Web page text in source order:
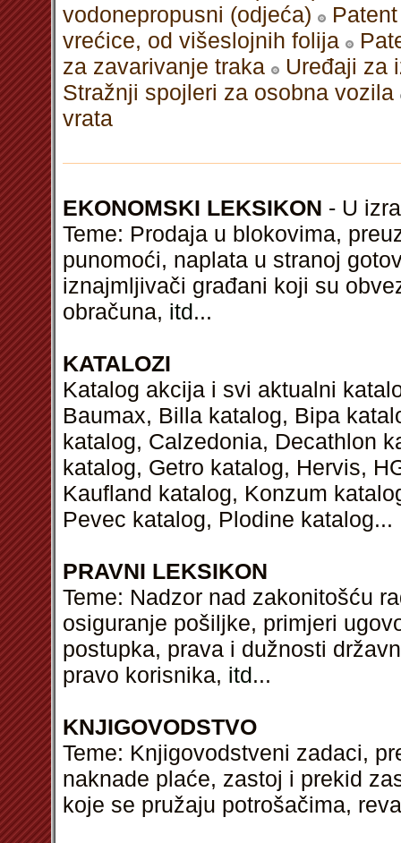
vodonepropusni (odjeća)
vrećice, od višeslojnih folija
za zavarivanje traka
Uređaji za
Stražnji spojleri za osobna vozila
vrata
EKONOMSKI LEKSIKON - U
Teme: Prodaja u blokovima,
punomoći, naplata u stranoj
iznajmljivači građani koji su
obračuna, itd...
KATALOZI
Katalog akcija i svi aktualni
Baumax, Billa katalog, Bipa
katalog, Calzedonia, Decathlon
katalog, Getro katalog, Hervis,
Kaufland katalog, Konzum
Pevec katalog, Plodine katalog...
PRAVNI LEKSIKON
Teme: Nadzor nad zakonitošću
osiguranje pošiljke, primjeri
postupka, prava i dužnosti
pravo korisnika, itd...
KNJIGOVODSTVO
Teme: Knjigovodstveni zadaci,
naknade plaće, zastoj i prekid
koje se pružaju potrošačima,